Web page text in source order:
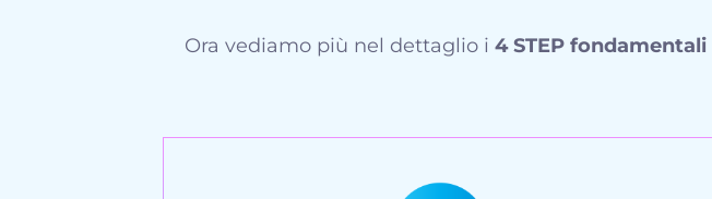
Ora vediamo più nel dettaglio i 4 STEP fondamentali